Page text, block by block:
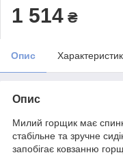
1 514 ₴
Опис
Опис
Милий горщик має
стабільне та зручне
запобігає ковзанню